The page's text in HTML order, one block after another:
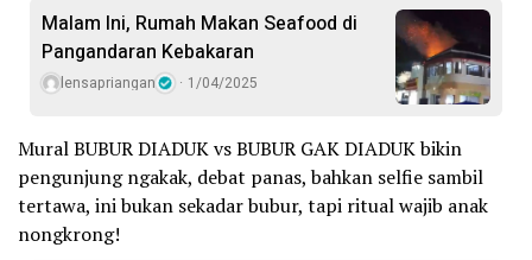
Malam Ini, Rumah Makan Seafood di
Pangandaran Kebakaran
lensapriangan 1/04/2025
Mural BUBUR DIADUK vs BUBUR GAK DIADUK bikin
pengunjung ngakak, debat panas, bahkan selfie sambil
tertawa, ini bukan sekadar bubur, tapi ritual wajib anak
nongkrong!